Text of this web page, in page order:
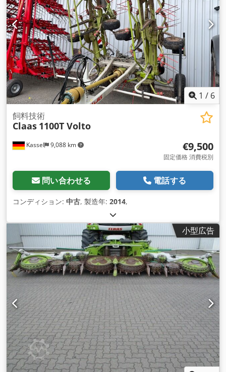
1 / 6
Kassel 9,088 km
飼料技術
Claas 1100T Volto
€9,500
固定価格 消費税別
問い合わせる 電話する
コンディション: 中古, 製造年: 2014,
小型広告